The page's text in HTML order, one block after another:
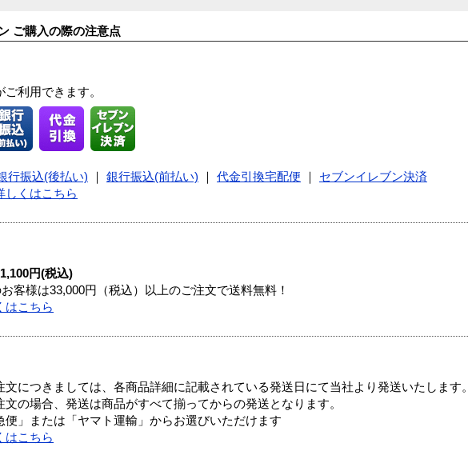
ご購入の際の注意点
利用できます。
行振込(後払い) 銀行振込(前払い) 代金引換宅配便
セブンイレブン決済
しくはこちら
円(税込)
客様は33,000円（税込）以上のご注文で送料無料！
はこちら
につきましては、各商品詳細に記載されている発送日にて当社より発送いたします。
の場合、発送は商品がすべて揃ってからの発送となります。
」または「ヤマト運輸」からお選びいただけます
はこちら